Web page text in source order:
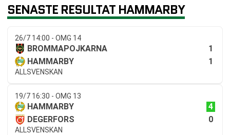
SENASTE RESULTAT HAMMARBY
26/7 14:00 - OMG 14
BROMMAPOJKARNA
1
HAMMARBY
1
ALLSVENSKAN
19/7 16:30 - OMG 13
HAMMARBY
4
DEGERFORS
0
ALLSVENSKAN